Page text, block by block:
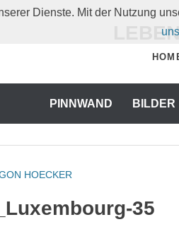
PINNWAND BILDER
HOECKER
35
Dienste. Mit der Nutzung